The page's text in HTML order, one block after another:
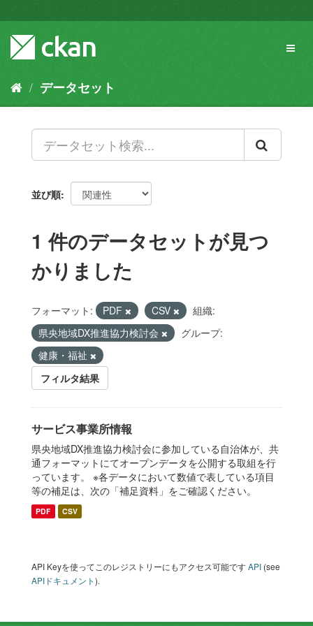
キ
容
データセット
並び順
1 件のデータセットが見つ
かりました
フォーマット: PDF CSV
組織:
県央地域DX推進協力検討会
グループ:
健康・福祉
フィルタ結果
サービス事業所情報
県央地域DX推進協力検討会に参加している自治体が、共
通フォーマットにてオープンデータを公開する取組を行
っています。 ※各データにおいて数値で表している項目
等の補足は、次の「補足資料」をご確認ください。
PDF CSV
API Keyを使ってこのレジストリーにもアクセス可能ですAPI (see
APIドキュメント).